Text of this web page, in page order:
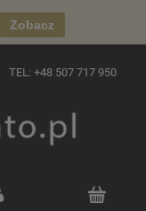
Zobacz
TEL: +48 507 717 950